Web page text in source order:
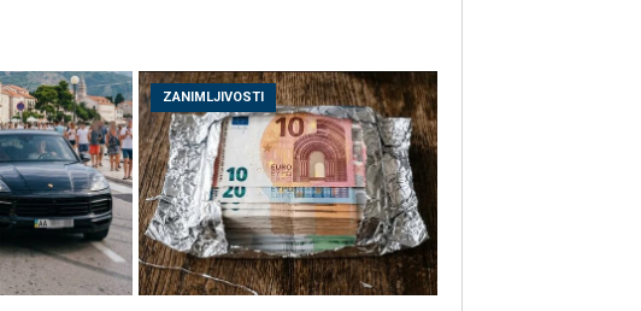
ZANIMLJIVOSTI